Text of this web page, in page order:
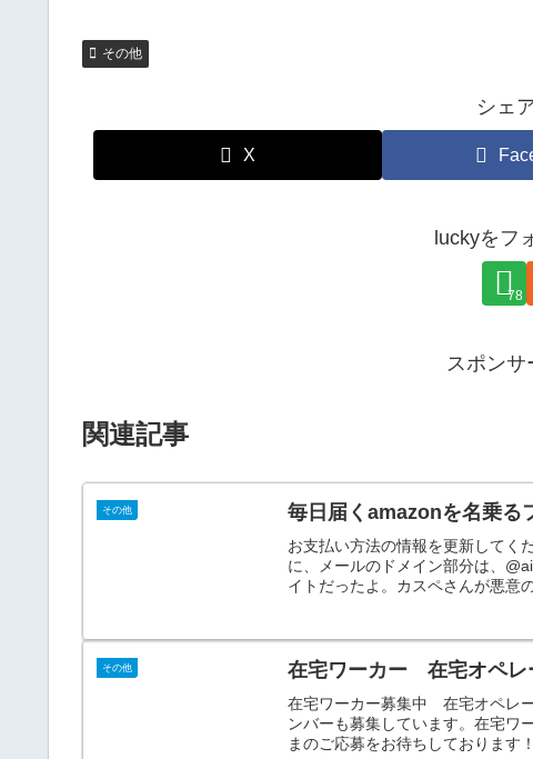
その他
シェ
X
luckyをフ
78
スポンサ
関連記事
その他 毎日届くamazonを名乗る
お支払い方法の情報を更新してく
に、メールのドメイン部分は、
イトだったよ。カスペさんが悪意
その他 在宅ワーカー 在宅オペレ
在宅ワーカー募集中 在宅オペレ
ンバーも募集しています。在宅ワ
まのご応募をお待ちしております